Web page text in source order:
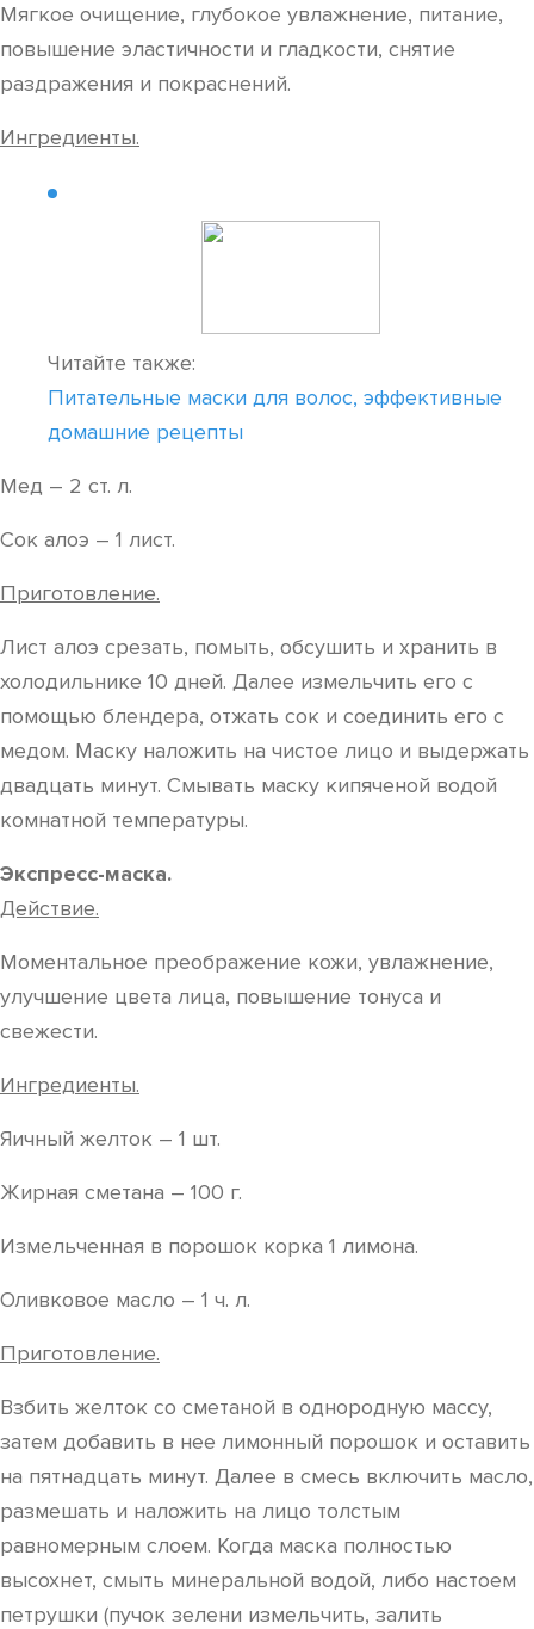
Мягкое очищение, глубокое увлажнение, питание,
повышение эластичности и гладкости, снятие
раздражения и покраснений.
Ингредиенты.
Читайте также:
Питательные маски для волос, эффективные
домашние рецепты
Мед – 2 ст. л.
Сок алоэ – 1 лист.
Приготовление.
Лист алоэ срезать, помыть, обсушить и хранить в
холодильнике 10 дней. Далее измельчить его с
помощью блендера, отжать сок и соединить его с
медом. Маску наложить на чистое лицо и выдержать
двадцать минут. Смывать маску кипяченой водой
комнатной температуры.
Экспресс-маска.
Действие.
Моментальное преображение кожи, увлажнение,
улучшение цвета лица, повышение тонуса и
свежести.
Ингредиенты.
Яичный желток – 1 шт.
Жирная сметана – 100 г.
Измельченная в порошок корка 1 лимона.
Оливковое масло – 1 ч. л.
Приготовление.
Взбить желток со сметаной в однородную массу,
затем добавить в нее лимонный порошок и оставить
на пятнадцать минут. Далее в смесь включить масло,
размешать и наложить на лицо толстым
равномерным слоем. Когда маска полностью
высохнет, смыть минеральной водой, либо настоем
петрушки (пучок зелени измельчить, залить